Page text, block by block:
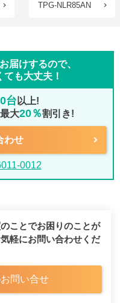
TPG-NLR85AN
届けするので、
も大丈夫！
台 以上!
大20％割引き!
わせ
0012
ことでお困りのことが
軽にお問い合わせくだ
問い合せ